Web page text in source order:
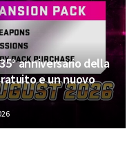
anniversario della
e un nuovo